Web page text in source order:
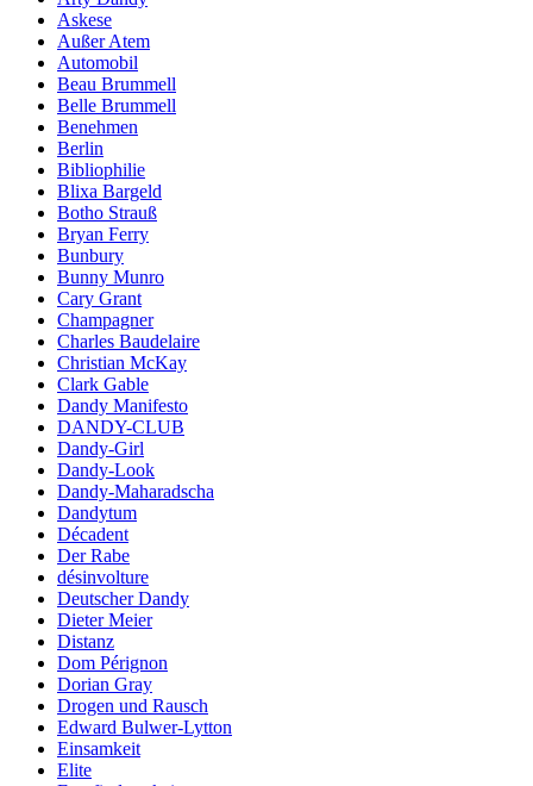
Askese
Außer Atem
Automobil
Beau Brummell
Belle Brummell
Benehmen
Berlin
Bibliophilie
Blixa Bargeld
Botho Strauß
Bryan Ferry
Bunbury
Bunny Munro
Cary Grant
Champagner
Charles Baudelaire
Christian McKay
Clark Gable
Dandy Manifesto
DANDY-CLUB
Dandy-Girl
Dandy-Look
Dandy-Maharadscha
Dandytum
Décadent
Der Rabe
désinvolture
Deutscher Dandy
Dieter Meier
Distanz
Dom Pérignon
Dorian Gray
Drogen und Rausch
Edward Bulwer-Lytton
Einsamkeit
Elite